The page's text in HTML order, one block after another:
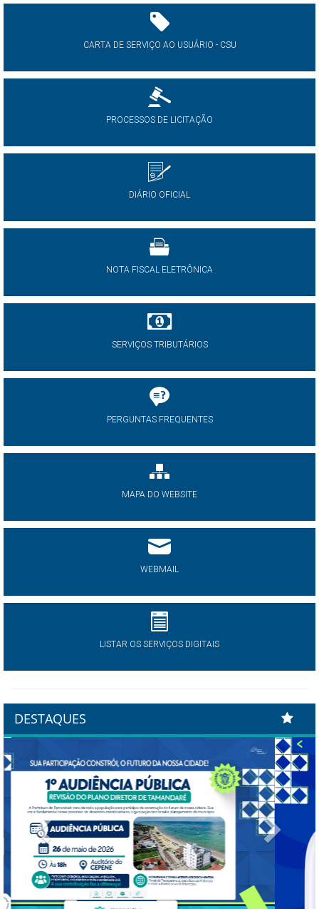
CARTA DE SERVIÇO AO USUÁRIO - CSU
PROCESSOS DE LICITAÇÃO
DIÁRIO OFICIAL
NOTA FISCAL ELETRÔNICA
SERVIÇOS TRIBUTÁRIOS
PERGUNTAS FREQUENTES
MAPA DO WEBSITE
WEBMAIL
LISTAR OS SERVIÇOS DIGITAIS
DESTAQUES